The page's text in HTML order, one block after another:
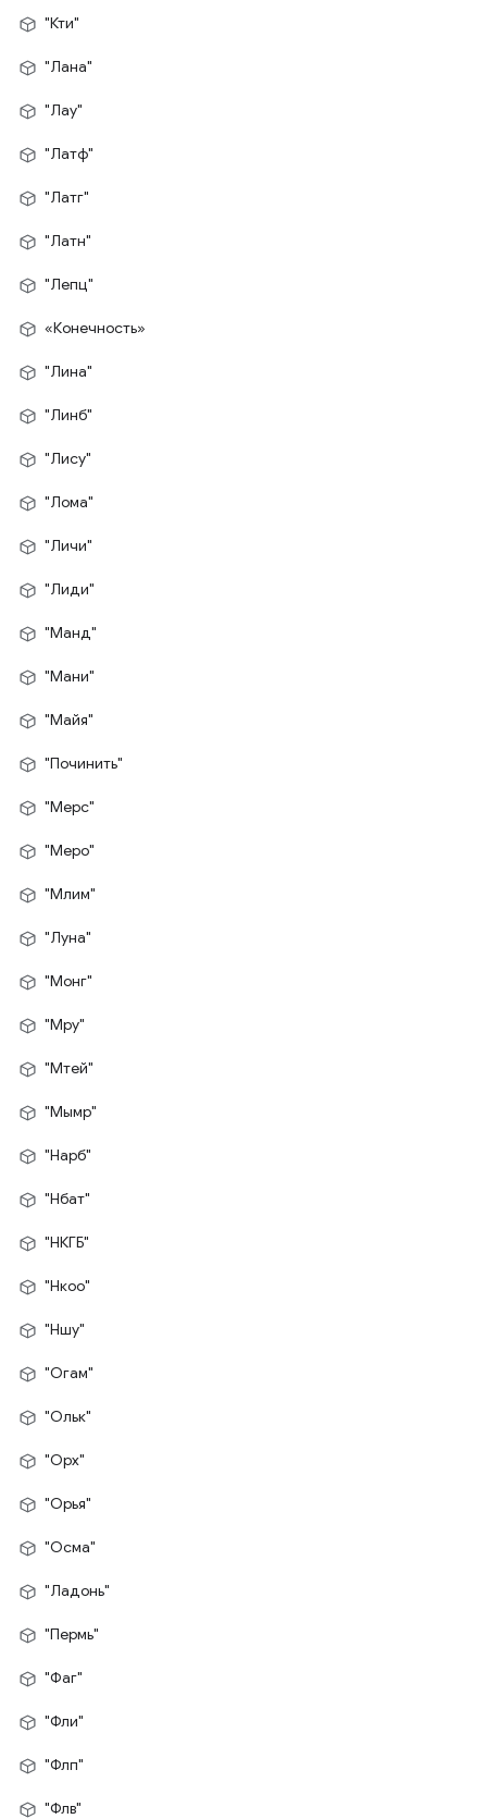
"Кти"
"Лана"
"Лау"
"Латф"
"Латг"
"Латн"
"Лепц"
«Конечность»
"Лина"
"Линб"
"Лису"
"Лома"
"Личи"
"Лиди"
"Манд"
"Мани"
"Майя"
"Починить"
"Мерс"
"Меро"
"Млим"
"Луна"
"Монг"
"Мру"
"Мтей"
"Мымр"
"Нарб"
"Нбат"
"НКГБ"
"Нкоо"
"Ншу"
"Огам"
"Ольк"
"Орх"
"Орья"
"Осма"
"Ладонь"
"Пермь"
"Фаг"
"Фли"
"Флп"
"Флв"